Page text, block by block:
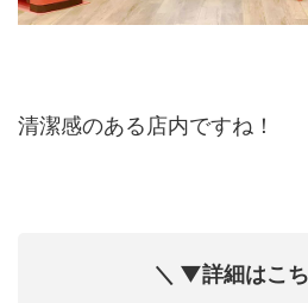
清潔感のある店内ですね！
＼ ▼詳細はこ